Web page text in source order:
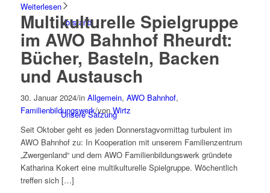
Vorstand
Unsere Satzung
Weiterlesen
Multikulturelle Spielgruppe
im AWO Bahnhof Rheurdt:
Bücher, Basteln, Backen
und Austausch
30. Januar 2024/in Allgemein, AWO Bahnhof,
Familienbildungswerk/von Wirtz
Seit Oktober geht es jeden Donnerstagvormittag turbulent im
AWO Bahnhof zu: In Kooperation mit unserem Familienzentrum
„Zwergenland“ und dem AWO Familienbildungswerk gründete
Katharina Kokert eine multikulturelle Spielgruppe. Wöchentlich
treffen sich […]